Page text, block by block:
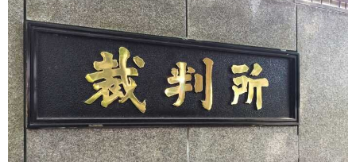
法律事務所代表、大分県弁護士会所属（登録No
33161）
執筆者プロフィール